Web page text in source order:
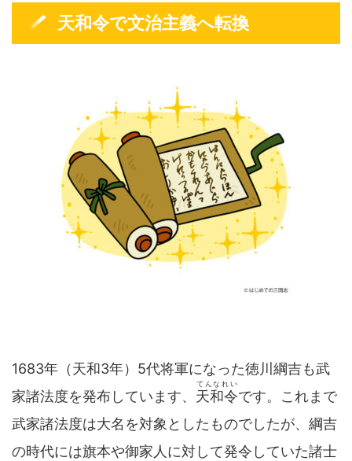
天和令で文治主義へ転換
1683年（天和3年）5代将軍になった徳川綱吉も武
家諸法度を発布しています、 天和令
てんなれい
です。これまで
武家諸法度は大名を対象としたものでしたが、綱吉
の時代には旗本や御家人に対して発令していた諸士